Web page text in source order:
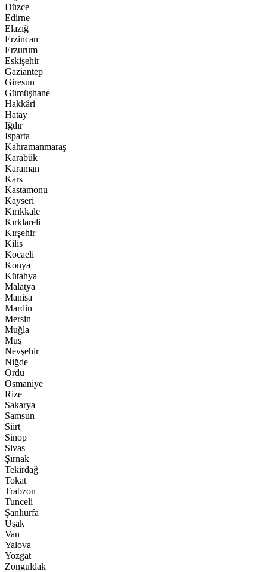
Düzce
Edirne
Elazığ
Erzincan
Erzurum
Eskişehir
Gaziantep
Giresun
Gümüşhane
Hakkâri
Hatay
Iğdır
Isparta
Kahramanmaraş
Karabük
Karaman
Kars
Kastamonu
Kayseri
Kırıkkale
Kırklareli
Kırşehir
Kilis
Kocaeli
Konya
Kütahya
Malatya
Manisa
Mardin
Mersin
Muğla
Muş
Nevşehir
Niğde
Ordu
Osmaniye
Rize
Sakarya
Samsun
Siirt
Sinop
Sivas
Şırnak
Tekirdağ
Tokat
Trabzon
Tunceli
Şanlıurfa
Uşak
Van
Yalova
Yozgat
Zonguldak